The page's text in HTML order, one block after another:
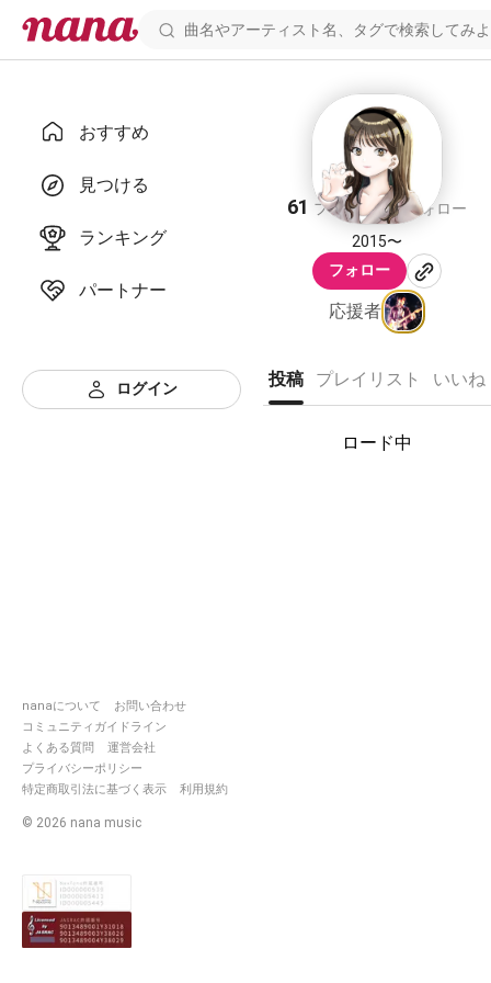
おすすめ
見つける
ランキング
パートナー
ログイン
nanaについて
お問い合わせ
コミュニティガイドライン
よくある質問
運営会社
プライバシーポリシー
特定商取引法に基づく表示
利用規約
© 2026 nana music
nnng
61 フォロワー1 フォロー
2015〜
フォロー
応援者
投稿 プレイリスト いいね
ロード中